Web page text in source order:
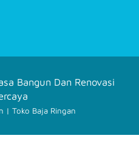
Bangun Dan Renovasi
| Toko Baja Ringan